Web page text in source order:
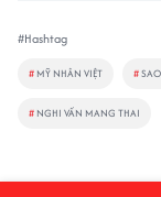
#Hashtag
# MỸ NHÂN VIỆT #
# NGHI VẤN MANG THAI